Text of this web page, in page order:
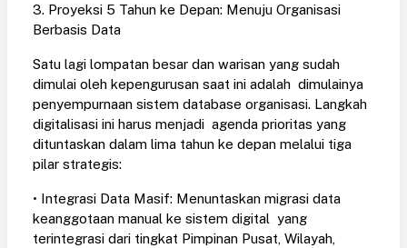
3. Proyeksi 5 Tahun ke Depan: Menuju Organisasi
Berbasis Data
Satu lagi lompatan besar dan warisan yang sudah
dimulai oleh kepengurusan saat ini adalah dimulainya
penyempurnaan sistem database organisasi. Langkah
digitalisasi ini harus menjadi agenda prioritas yang
dituntaskan dalam lima tahun ke depan melalui tiga
pilar strategis:
• Integrasi Data Masif: Menuntaskan migrasi data
keanggotaan manual ke sistem digital yang
terintegrasi dari tingkat Pimpinan Pusat, Wilayah,